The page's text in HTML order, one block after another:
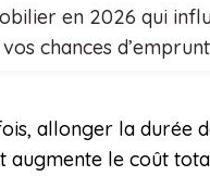
en 2026 qui
vos chances
allonger la durée
augmente le coût